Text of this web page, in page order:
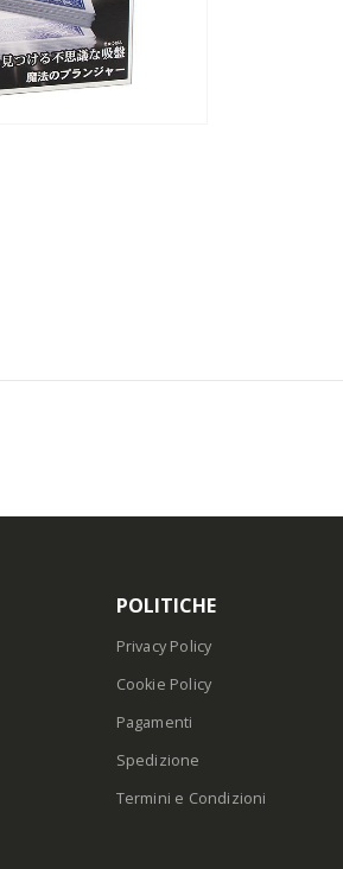
POLITICHE
Privacy Policy
Cookie Policy
Pagamenti
Spedizione
Termini e Condizioni